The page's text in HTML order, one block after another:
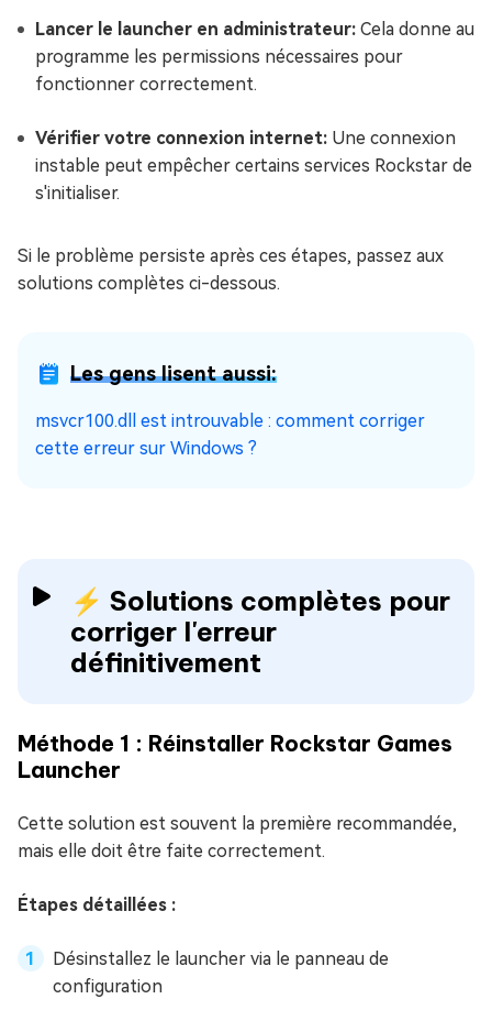
Lancer le launcher en administrateur: Cela donne au
programme les permissions nécessaires pour
fonctionner correctement.
Vérifier votre connexion internet: Une connexion
instable peut empêcher certains services Rockstar de
s'initialiser.
Si le problème persiste après ces étapes, passez aux
solutions complètes ci-dessous.
Les gens lisent aussi:
msvcr100.dll est introuvable : comment corriger
cette erreur sur Windows ?
⚡ Solutions complètes pour
corriger l'erreur
définitivement
Méthode 1 : Réinstaller Rockstar Games
Launcher
Cette solution est souvent la première recommandée,
mais elle doit être faite correctement.
Étapes détaillées :
Désinstallez le launcher via le panneau de
configuration